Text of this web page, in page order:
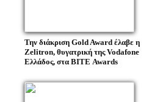
Την διάκριση Gold Award έλαβε η
Zelitron, θυγατρική της Vodafone
Ελλάδος, στα BITE Awards